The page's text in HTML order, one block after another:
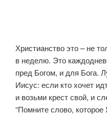
Христианство это – не
в неделю. Это
пред Богом, и для Бога.
Иисус: если кто хочет
и возьми крест свой, и
“Помните слово,